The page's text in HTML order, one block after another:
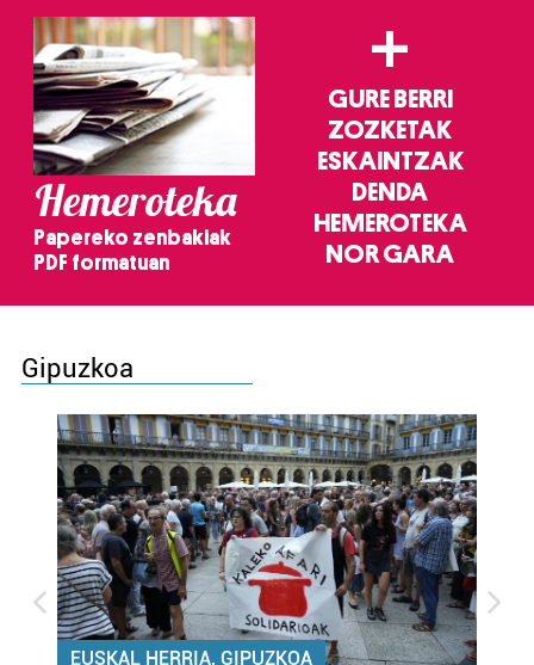
Hemeroteka
Papereko zenbakiak
PDF formatuan
+
GURE BERRI
ZOZKETAK
ESKAINTZAK
DENDA
HEMEROTEKA
NOR GARA
Gipuzkoa
EUSKAL HERRIA, GIPUZKOA